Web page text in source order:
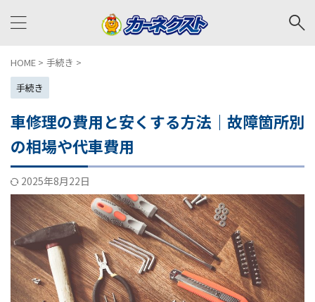
HOME > 手続き >
手続き
車修理の費用と安くする方法｜故障箇所別
の相場や代車費用
2025年8月22日